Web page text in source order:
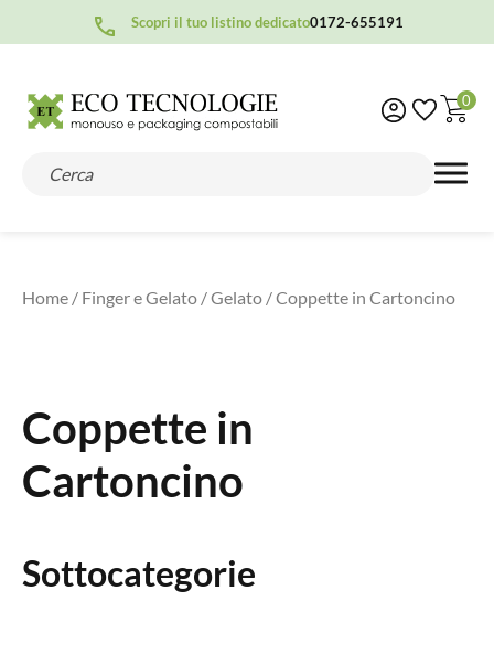
Scopri il tuo listino dedicato0172-655191
0
Home / Finger e Gelato /Gelato / Coppette in Cartoncino
Coppette in
Cartoncino
Sottocategorie